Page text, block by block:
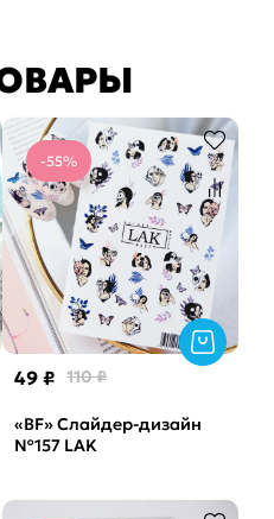
-55%
49 ₽ 110 ₽
«BF» Слайдер-дизайн
№157 LAK